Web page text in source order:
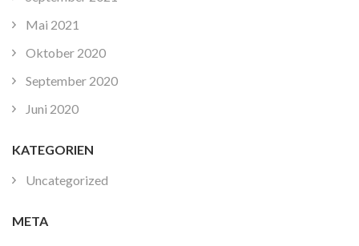
Mai 2021
Oktober 2020
September 2020
Juni 2020
KATEGORIEN
Uncategorized
META